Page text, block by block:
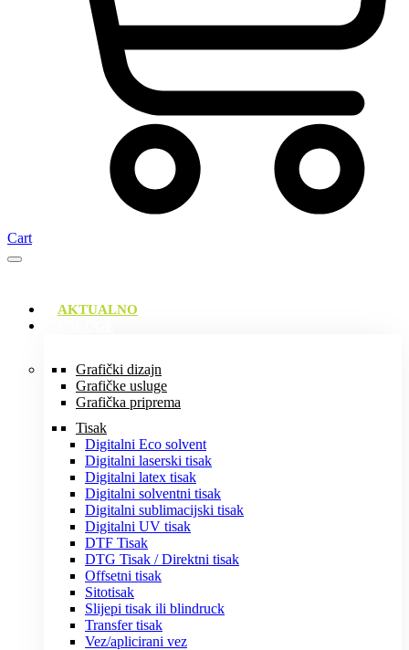
Cart
AKTUALNO
Grafički dizajn
Grafičke usluge
Grafička priprema
Tisak
Digitalni Eco solvent
Digitalni laserski tisak
Digitalni latex tisak
Digitalni solventni tisak
Digitalni sublimacijski tisak
Digitalni UV tisak
DTF Tisak
DTG Tisak / Direktni tisak
Offsetni tisak
Sitotisak
Slijepi tisak ili blindruck
Transfer tisak
Vez/aplicirani vez